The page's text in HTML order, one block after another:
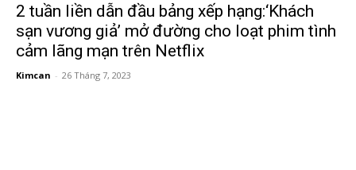
2 tuần liền dẫn đầu bảng xếp hạng:‘Khách
sạn vương giả’ mở đường cho loạt phim tình
cảm lãng mạn trên Netflix
Kimcan - 26 Tháng 7, 2023